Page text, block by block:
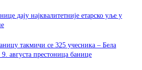
дају најквалитетније етарско уље у
такмичи се 325 учесника – Бела
августа престоница банице